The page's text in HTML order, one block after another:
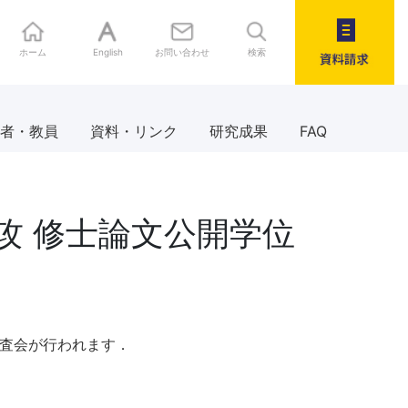
ホーム English お問い合わせ 検索
・教員 資料・リンク 研究成果 FAQ
修士論文公開学位
会が行われます．